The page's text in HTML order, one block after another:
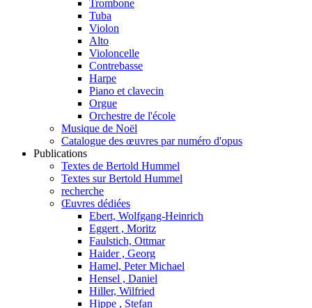
Trombone
Tuba
Violon
Alto
Violoncelle
Contrebasse
Harpe
Piano et clavecin
Orgue
Orchestre de l'école
Musique de Noël
Catalogue des œuvres par numéro d'opus
Publications
Textes de Bertold Hummel
Textes sur Bertold Hummel
recherche
Œuvres dédiées
Ebert, Wolfgang-Heinrich
Eggert , Moritz
Faulstich, Ottmar
Haider , Georg
Hamel, Peter Michael
Hensel , Daniel
Hiller, Wilfried
Hippe , Stefan